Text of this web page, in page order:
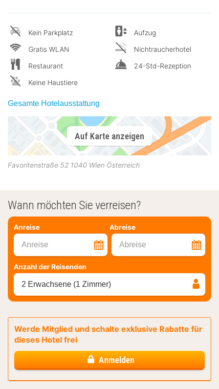
Kein Parkplatz
Gratis WLAN
Restaurant
Keine Haustiere
Aufzug
Nichtraucherhotel
24-Std-Rezeption
Gesamte Hotelausstattung
Auf Karte anzeigen
Favoritenstraße 52 1040 Wien Österreich
Wann möchten Sie verreisen?
Anreise Abreise
Anreise Abreise
Anzahl der Reisenden
2 Erwachsene (1 Zimmer)
Werde Mitglied und schalte exklusive Rabatte für
dieses Hotel frei
Anmelden